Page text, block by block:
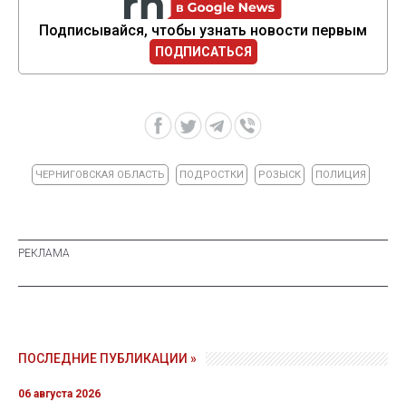
Подписывайся, чтобы узнать новости первым
ПОДПИСАТЬСЯ
ЧЕРНИГОВСКАЯ ОБЛАСТЬ ПОДРОСТКИ РОЗЫСК ПОЛИЦИЯ
ПОСЛЕДНИЕ ПУБЛИКАЦИИ »
06 августа 2026